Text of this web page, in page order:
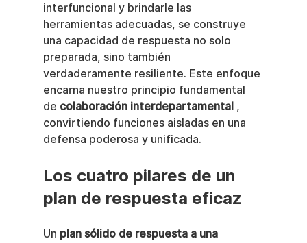
interfuncional y brindarle las
herramientas adecuadas, se construye
una capacidad de respuesta no solo
preparada, sino también
verdaderamente resiliente. Este enfoque
encarna nuestro principio fundamental
de colaboración interdepartamental ,
convirtiendo funciones aisladas en una
defensa poderosa y unificada.
Los cuatro pilares de un
plan de respuesta eficaz
Un plan sólido de respuesta a una